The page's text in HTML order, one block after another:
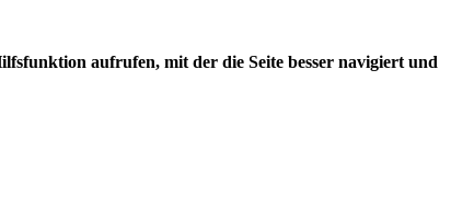
aufrufen, mit der die Seite besser navigiert und